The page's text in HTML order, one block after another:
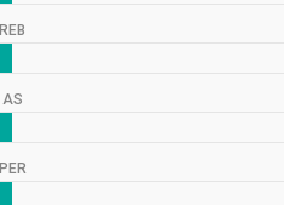
REB
AS
PER